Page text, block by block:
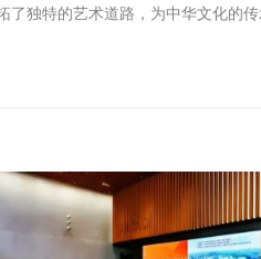
独特的艺术道路，为中华文化的